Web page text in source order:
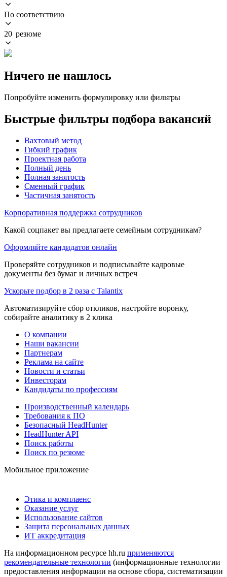
По соответствию
20 резюме
Ничего не нашлось
Попробуйте изменить формулировку или фильтры
Быстрые фильтры подбора вакансий
Вахтовый метод
Гибкий график
Проектная работа
Полный день
Полная занятость
Сменный график
Частичная занятость
Корпоративная поддержка сотрудников
Какой соцпакет вы предлагаете семейным сотрудникам?
Оформляйте кандидатов онлайн
Проверяйте сотрудников и подписывайте кадровые
документы без бумаг и личных встреч
Ускорьте подбор в 2 раза с Talantix
Автоматизируйте сбор откликов, настройте воронку,
собирайте аналитику в 2 клика
О компании
Наши вакансии
Партнерам
Реклама на сайте
Новости и статьи
Инвесторам
Кандидаты по профессиям
Производственный календарь
Требования к ПО
Безопасный HeadHunter
HeadHunter API
Поиск работы
Поиск по резюме
Мобильное приложение
Этика и комплаенс
Оказание услуг
Использование сайтов
Защита персональных данных
ИТ аккредитация
На информационном ресурсе hh.ru применяются
рекомендательные технологии (информационные технологии
предоставления информации на основе сбора, систематизации